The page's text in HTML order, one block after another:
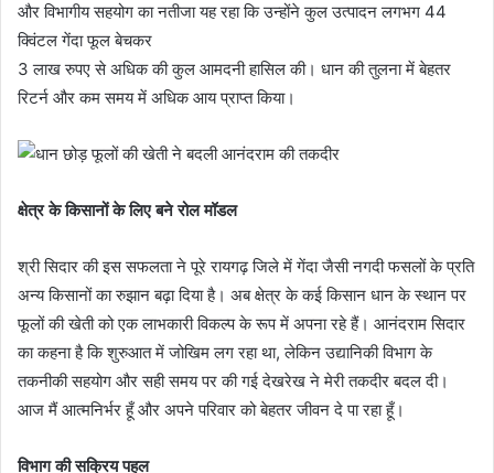
और विभागीय सहयोग का नतीजा यह रहा कि उन्होंने कुल उत्पादन लगभग 44
क्विंटल गेंदा फूल बेचकर
3 लाख रुपए से अधिक की कुल आमदनी हासिल की। धान की तुलना में बेहतर
रिटर्न और कम समय में अधिक आय प्राप्त किया।
क्षेत्र के किसानों के लिए बने रोल मॉडल
श्री सिदार की इस सफलता ने पूरे रायगढ़ जिले में गेंदा जैसी नगदी फसलों के प्रति
अन्य किसानों का रुझान बढ़ा दिया है। अब क्षेत्र के कई किसान धान के स्थान पर
फूलों की खेती को एक लाभकारी विकल्प के रूप में अपना रहे हैं। आनंदराम सिदार
का कहना है कि शुरुआत में जोखिम लग रहा था, लेकिन उद्यानिकी विभाग के
तकनीकी सहयोग और सही समय पर की गई देखरेख ने मेरी तकदीर बदल दी।
आज मैं आत्मनिर्भर हूँ और अपने परिवार को बेहतर जीवन दे पा रहा हूँ।
विभाग की सक्रिय पहल